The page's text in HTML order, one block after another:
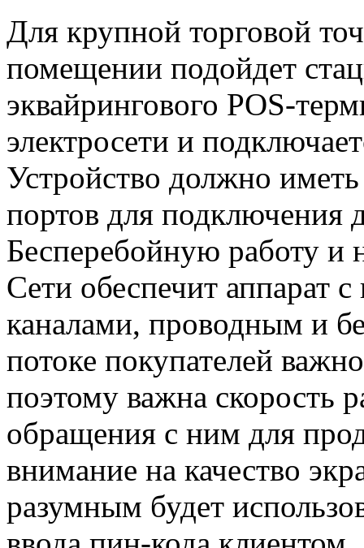
Для крупной торговой
помещении подойдет
эквайрингового POS-
электросети и
Устройство должно
портов для подключения
Бесперебойную работу и
Сети обеспечит аппарат
каналами, проводным и
потоке покупателей
поэтому важна скорость
обращения с ним для
внимание на качество
разумным будет